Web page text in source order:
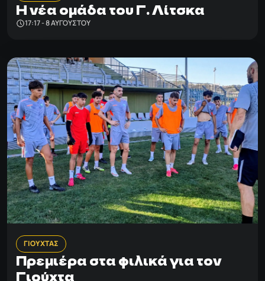
H νέα ομάδα του Γ. Λίτσκα
17:17 - 8 ΑΥΓΟΎΣΤΟΥ
ΓΙΟΥΧΤΑΣ
Πρεμιέρα στα φιλικά για τον
Γιούχτα